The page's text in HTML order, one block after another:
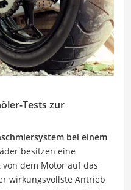
Tests zur
bei einem
besitzen eine
dem Motor auf das
wirkungsvollste Antrieb